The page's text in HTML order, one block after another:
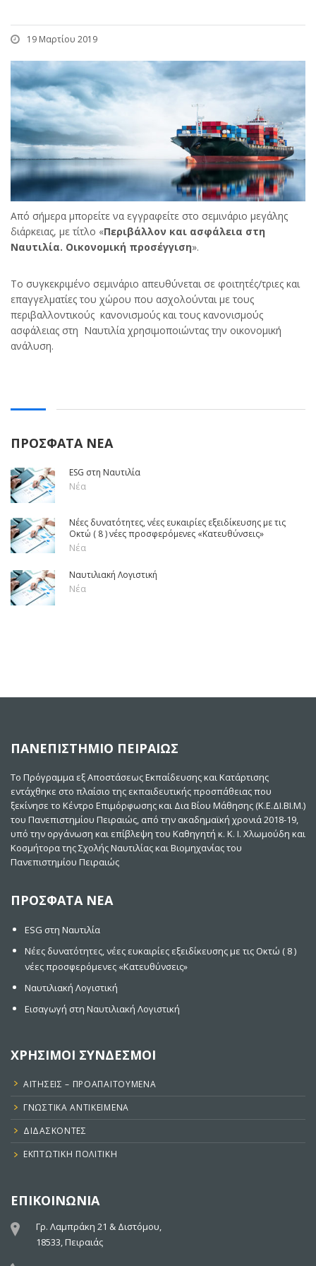
19 Μαρτίου 2019
Από σήμερα μπορείτε να εγγραφείτε στο σεμινάριο μεγάλης
διάρκειας, με τίτλο «Περιβάλλον και ασφάλεια στη
Ναυτιλία. Οικονομική προσέγγιση».
Το συγκεκριμένο σεμινάριο απευθύνεται σε φοιτητές/τριες και
επαγγελματίες του χώρου που ασχολούνται με τους
περιβαλλοντικούς κανονισμούς και τους κανονισμούς
ασφάλειας στη Ναυτιλία χρησιμοποιώντας την οικονομική
ανάλυση.
ΠΡΟΣΦΑΤΑ ΝΕΑ
ESG στη Ναυτιλία
Νέα
Νέες δυνατότητες, νέες ευκαιρίες εξειδίκευσης με τις
Οκτώ ( 8 ) νέες προσφερόμενες «Κατευθύνσεις»
Νέα
Ναυτιλιακή Λογιστική
Νέα
ΠΑΝΕΠΙΣΤΗΜΙΟ ΠΕΙΡΑΙΩΣ
Το Πρόγραμμα εξ Αποστάσεως Εκπαίδευσης και Κατάρτισης
εντάχθηκε στο πλαίσιο της εκπαιδευτικής προσπάθειας που
ξεκίνησε το Κέντρο Επιμόρφωσης και Δια Βίου Μάθησης (Κ.Ε.ΔΙ.ΒΙ.Μ.)
του Πανεπιστημίου Πειραιώς, από την ακαδημαϊκή χρονιά 2018-19,
υπό την οργάνωση και επίβλεψη του Καθηγητή κ. Κ. Ι. Χλωμούδη και
Κοσμήτορα της Σχολής Ναυτιλίας και Βιομηχανίας του
Πανεπιστημίου Πειραιώς
ΠΡΟΣΦΑΤΑ ΝΕΑ
ESG στη Ναυτιλία
Νέες δυνατότητες, νέες ευκαιρίες εξειδίκευσης με τις Οκτώ ( 8 )
νέες προσφερόμενες «Κατευθύνσεις»
Ναυτιλιακή Λογιστική
Εισαγωγή στη Ναυτιλιακή Λογιστική
ΧΡΗΣΙΜΟΙ ΣΥΝΔΕΣΜΟΙ
ΑΙΤΉΣΕΙΣ – ΠΡΟΑΠΑΙΤΟΎΜΕΝΑ
ΓΝΩΣΤΙΚΑ ΑΝΤΙΚΕΙΜΕΝΑ
ΔΙΔΆΣΚΟΝΤΕΣ
ΕΚΠΤΩΤΙΚΉ ΠΟΛΙΤΙΚΉ
ΕΠΙΚΟΙΝΩΝΙΑ
Γρ. Λαμπράκη 21 & Διστόμου,
18533, Πειραιάς